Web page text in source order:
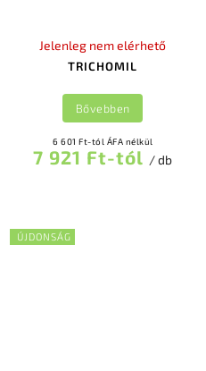
TRICHOMIL
Jelenleg nem elérhető
6 601 Ft-tól ÁFA nélkül
7 921 Ft-tól / db
Bővebben
ÚJDONSÁG